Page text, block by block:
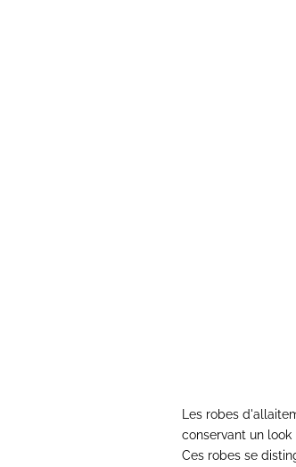
Les robes
conservant un look
Ces robes se